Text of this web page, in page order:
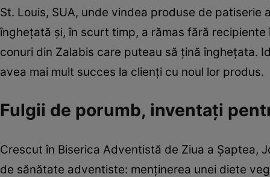
St. Louis, SUA, unde vindea produse de
îngheţată şi, în scurt timp, a rămas fără
conuri din Zalabis care puteau să ţină îngheţata.
avea mai mult succes la clienţi cu noul lor produs.
Fulgii de porumb, inventaţi
Crescut în Biserica Adventistă de Ziua a Şaptea,
de sănătate adventiste: menţinerea unei diete